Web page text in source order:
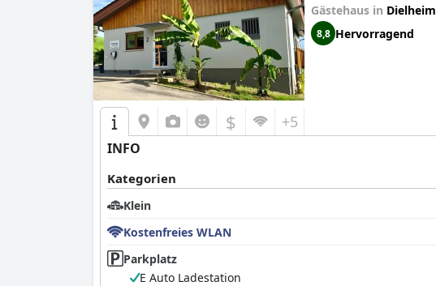
Gästehaus in Dielheim
8,8 Hervorragend
$ +5
INFO
Kategorien
Klein
Kostenfreies WLAN
Parkplatz
E Auto Ladestation